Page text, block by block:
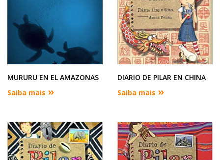
MURURU EN EL AMAZONAS
Saiba mais
DIARIO DE PILAR EN CHINA
Saiba mais